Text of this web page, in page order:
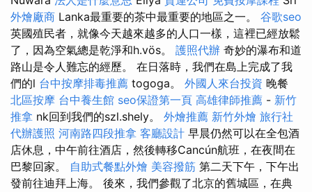
外燴廠商 Lanka最重要的茶中最重要的地區之一。 谷歌seo
英國殖民者，就像今天越來越多的人口一樣，這裡已經放鬆
了，因為空氣總是乾淨和h.vös。 護照代辦 奇妙的瀑布和道
路山是令人難忘的經歷。 在日落時，我們在島上完成了我
們的l 台中按摩排毒推薦 togoga。 外國人來台投資 晚餐
北區按摩 台中養生館 seo保證第一頁 高雄律師推薦 - 新竹
推拿 nk回到我們的szl.shely。 外燴推薦 新竹外燴 旅行社
代辦護照 河南路四段推拿 客廳設計 早晨仍然可以在全包酒
店休息，中午前往酒店，然後轉移Cancún航班，在夜間在
巴黎回家。 自助式餐點外燴 美容撥筋 第二天下午，下午出
發前往迪拜上海。 後來，我們參觀了北京的舊城區，在典